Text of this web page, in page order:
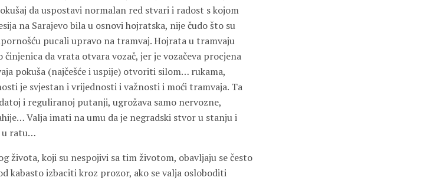
da uspostavi normalan red stvari i radost s kojom
na Sarajevo bila u osnovi hojratska, nije čudo što su
pucali upravo na tramvaj. Hojrata u tramvaju
da vrata otvara vozač, jer je vozačeva procjena
pokuša (najčešće i uspije) otvoriti silom… rukama,
je svjestan i vrijednosti i važnosti i moći tramvaja. Ta
i reguliranoj putanji, ugrožava samo nervozne,
Valja imati na umu da je negradski stvor u stanju i
u ratu…
života, koji su nespojivi sa tim životom, obavljaju se često
kabasto izbaciti kroz prozor, ako se valja osloboditi